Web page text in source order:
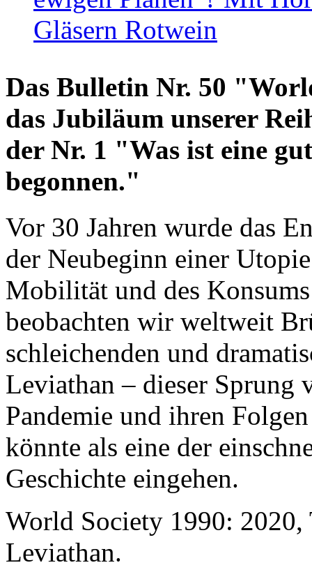
Gläsern Rotwein
Das Bulletin Nr. 50
das Jubiläum unserer
der Nr. 1 "Was ist eine
begonnen."
Vor 30 Jahren wurde das
der Neubeginn einer
Mobilität und des
beobachten wir weltweit
schleichenden und
Leviathan – dieser Sprung
Pandemie und ihren
könnte als eine der
Geschichte eingehen.
World Society 1990: 2020,
Leviathan.